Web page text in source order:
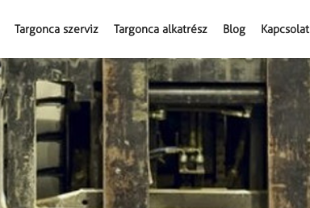
Targonca szerviz Targonca alkatrész Blog Kapcsolat